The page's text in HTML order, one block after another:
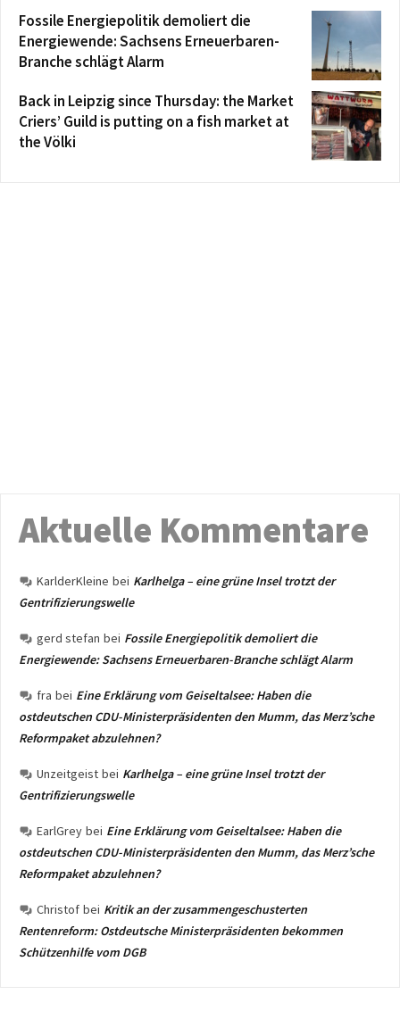
Fossile Energiepolitik demoliert die
Energiewende: Sachsens Erneuerbaren-
Branche schlägt Alarm
Back in Leipzig since Thursday: the Market
Criers’ Guild is putting on a fish market at
the Völki
Aktuelle Kommentare
KarlderKleine bei Karlhelga – eine grüne Insel trotzt der
Gentrifizierungswelle
gerd stefan bei Fossile Energiepolitik demoliert die
Energiewende: Sachsens Erneuerbaren-Branche schlägt Alarm
fra bei Eine Erklärung vom Geiseltalsee: Haben die
ostdeutschen CDU-Ministerpräsidenten den Mumm, das Merz’sche
Reformpaket abzulehnen?
Unzeitgeist bei Karlhelga – eine grüne Insel trotzt der
Gentrifizierungswelle
EarlGrey bei Eine Erklärung vom Geiseltalsee: Haben die
ostdeutschen CDU-Ministerpräsidenten den Mumm, das Merz’sche
Reformpaket abzulehnen?
Christof bei Kritik an der zusammengeschusterten
Rentenreform: Ostdeutsche Ministerpräsidenten bekommen
Schützenhilfe vom DGB